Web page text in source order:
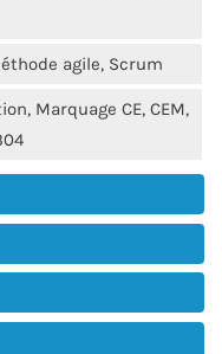
agile, Scrum
Marquage CE, CEM,